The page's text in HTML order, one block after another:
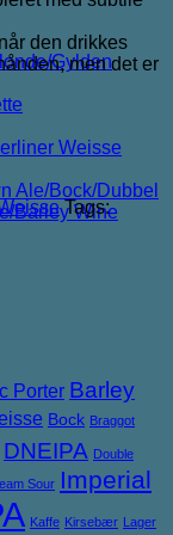
Gylden
Weisse
Ale/Bock/Dubbel
Barley Wine
den drikkes
men det er
Tags:
Porter Barley
Bock Braggot
DNEIPA Double
Sour Imperial
Kaffe Kirsebær Lager